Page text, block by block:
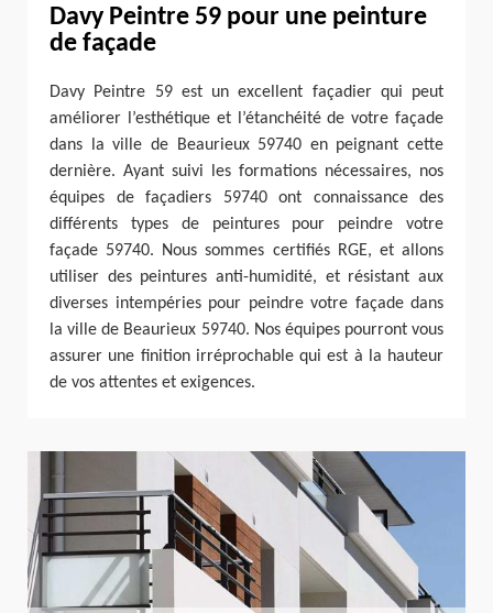
Davy Peintre 59 pour une peinture
de façade
Davy Peintre 59 est un excellent façadier qui peut
améliorer l’esthétique et l’étanchéité de votre façade
dans la ville de Beaurieux 59740 en peignant cette
dernière. Ayant suivi les formations nécessaires, nos
équipes de façadiers 59740 ont connaissance des
différents types de peintures pour peindre votre
façade 59740. Nous sommes certifiés RGE, et allons
utiliser des peintures anti-humidité, et résistant aux
diverses intempéries pour peindre votre façade dans
la ville de Beaurieux 59740. Nos équipes pourront vous
assurer une finition irréprochable qui est à la hauteur
de vos attentes et exigences.